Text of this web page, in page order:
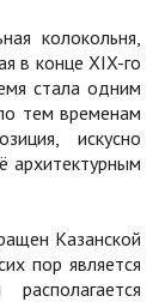
колокольня,
в конце XIX-го
стала одним
тем временам
искусно
архитектурным
Казанской
пор является